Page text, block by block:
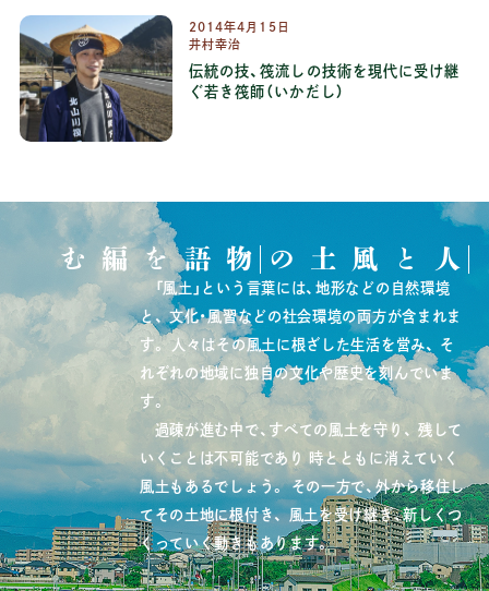
2014年4 月 15 日
井村幸治
伝統の技、筏流しの技術を現代に受け継
ぐ若き筏師（いかだし）
人と風土の
物語を編む
「風土」という言葉には、地形などの自然環境
と、 文化・風習などの社会環境の両方が含まれま
す。
人々はその風土に根ざした生活を営み、
そ
れぞれの地域に独自の文化や歴史を刻んでいま
す。
過疎が進む中で、すべての風土を守り、
残して
いくことは不可能であり
時とともに消えていく
風土もあるでしょう。 その一方で、外から移住し
てその土地に根付き、 風土を受け継ぎ、新しくつ
くっていく動きもあります。